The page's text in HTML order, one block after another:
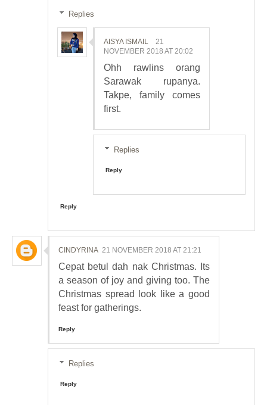
Replies
AISYA ISMAIL
21
NOVEMBER 2018 AT 20:02
Ohh rawlins orang
Sarawak rupanya.
Takpe, family comes
first.
Replies
Reply
Reply
CINDYRINA 21 NOVEMBER 2018 AT 21:21
Cepat betul dah nak Christmas. Its
a season of joy and giving too. The
Christmas spread look like a good
feast for gatherings.
Reply
Replies
Reply